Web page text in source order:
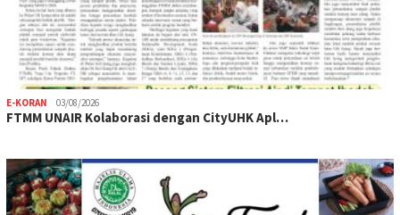
E-KORAN 03/08/2026
FTMM UNAIR Kolaborasi dengan CityUHK Apl…